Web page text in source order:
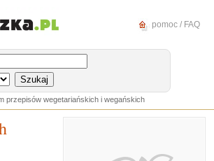
pomoc / FAQ
przepisów wegetariańskich i wegańskich